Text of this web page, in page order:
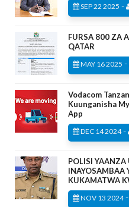
SEP 22 2025 -
FURSA 800 ZA
QATAR
MAY 16 2025 -
Vodacom
Kuunganisha
App
DEC 14 2024-
POLISI
INAYOSAMBAA
KUKAMATWA
NOV 13 2024-